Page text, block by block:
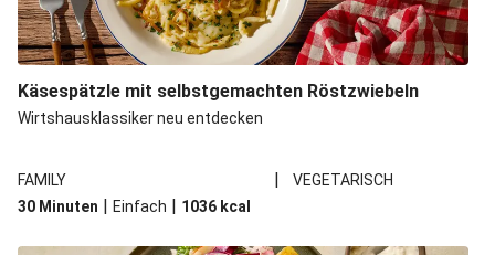
Käsespätzle mit selbstgemachten Röstzwiebeln
Wirtshausklassiker neu entdecken
FAMILY |
VEGETARISCH
30 Minuten | Einfach | 1036 kcal